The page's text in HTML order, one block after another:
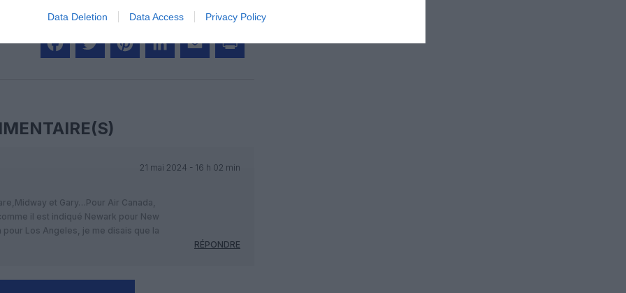
Data Deletion Data Access Privacy Policy
21 mai 2024 - 16 h 02 min
et Gary…Pour Air Canada,
il est indiqué Newark pour New
pour Los Angeles, je me disais que la
RÉPONDRE